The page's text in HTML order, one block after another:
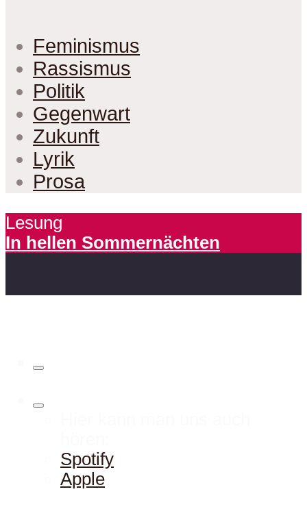
Feminismus
Rassismus
Politik
Gegenwart
Zukunft
Lyrik
Prosa
Lesung
In hellen Sommernächten
Spotify
Apple